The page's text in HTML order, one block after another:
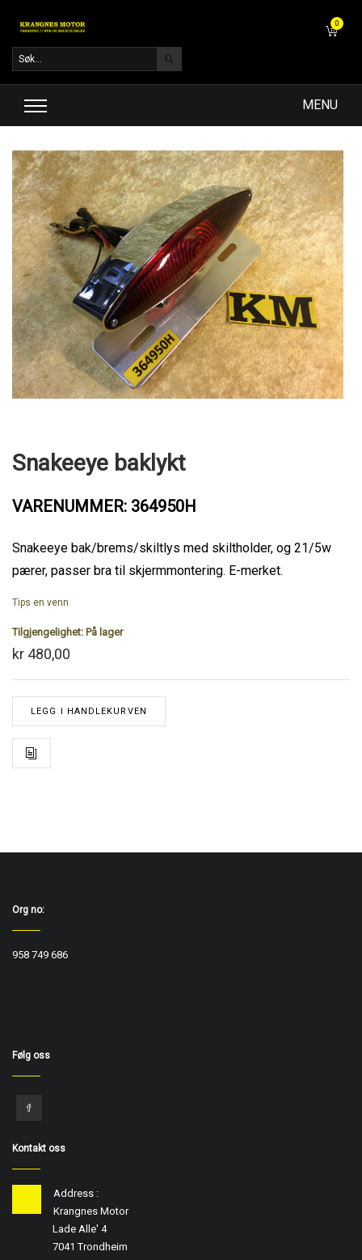
0
MENU
Snakeeye baklykt
VARENUMMER: 364950H
Snakeeye bak/brems/skiltlys med skiltholder, og 21/5w
pærer, passer bra til skjermmontering. E-merket.
Tips en venn
Tilgjengelighet: På lager
kr 480,00
LEGG I HANDLEKURVEN
Org no:
958 749 686
Følg oss
Kontakt oss
Address :
Krangnes Motor
Lade Alle' 4
7041 Trondheim